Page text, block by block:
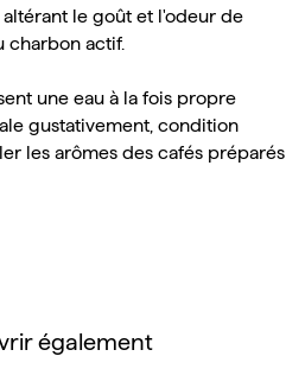
le goût et l'odeur de
charbon actif.
une eau à la fois propre
gustativement, condition
les arômes des cafés préparés
également